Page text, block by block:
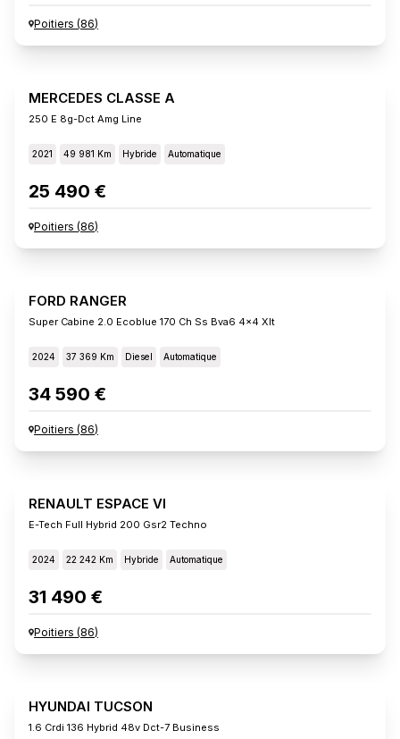
Poitiers (86)
MERCEDES CLASSE A
250 E 8g-Dct Amg Line
2021 49 981 Km Hybride Automatique
25 490 €
Poitiers (86)
FORD RANGER
Super Cabine 2.0 Ecoblue 170 Ch Ss Bva6 4x4 Xlt
2024 37 369 Km Diesel Automatique
34 590 €
Poitiers (86)
RENAULT ESPACE VI
E-Tech Full Hybrid 200 Gsr2 Techno
2024 22 242 Km Hybride Automatique
31 490 €
Poitiers (86)
HYUNDAI TUCSON
1.6 Crdi 136 Hybrid 48v Dct-7 Business